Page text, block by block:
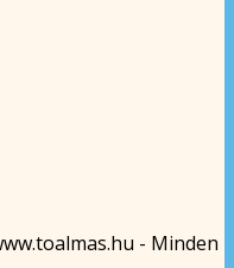
- Minden